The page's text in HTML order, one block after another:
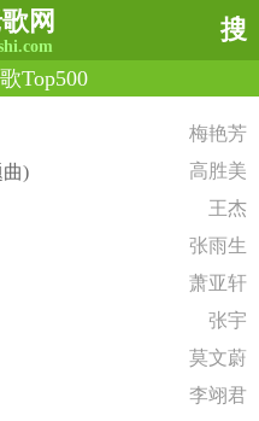
网 搜
Top500
梅艳芳
)
高胜美
王杰
张雨生
萧亚轩
张宇
莫文蔚
李翊君